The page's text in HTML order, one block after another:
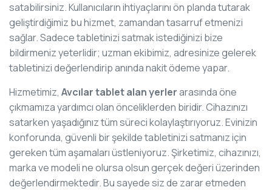
satabilirsiniz. Kullanıcıların ihtiyaçlarını ön planda tutarak
geliştirdiğimiz bu hizmet, zamandan tasarruf etmenizi
sağlar. Sadece tabletinizi satmak istediğinizi bize
bildirmeniz yeterlidir; uzman ekibimiz, adresinize gelerek
tabletinizi değerlendirip anında nakit ödeme yapar.
Hizmetimiz, Avcılar tablet alan yerlerarasında öne
çıkmamıza yardımcı olan önceliklerden biridir. Cihazınızı
satarken yaşadığınız tüm süreci kolaylaştırıyoruz. Evinizin
konforunda, güvenli bir şekilde tabletinizi satmanız için
gereken tüm aşamaları üstleniyoruz. Şirketimiz, cihazınızı,
marka ve modeli ne olursa olsun gerçek değeri üzerinden
değerlendirmektedir. Bu sayede siz de zarar etmeden